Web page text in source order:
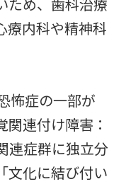
ため、歯科治療
療内科や精神科
怖症の一部が
関連付け障害：
連症群に独立分
文化に結び付い